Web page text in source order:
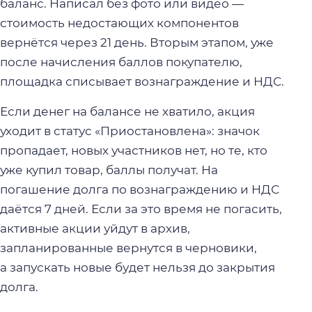
баланс. Написал без фото или видео —
стоимость недостающих компонентов
вернётся через 21 день. Вторым этапом, уже
после начисления баллов покупателю,
площадка списывает вознаграждение и НДС.
Если денег на балансе не хватило, акция
уходит в статус «Приостановлена»: значок
пропадает, новых участников нет, но те, кто
уже купил товар, баллы получат. На
погашение долга по вознаграждению и НДС
даётся 7 дней. Если за это время не погасить,
активные акции уйдут в архив,
запланированные вернутся в черновики,
а запускать новые будет нельзя до закрытия
долга.